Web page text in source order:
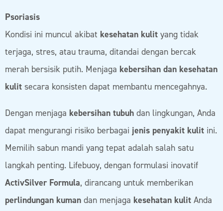
Psoriasis
Kondisi ini muncul akibat kesehatan kulit yang tidak
terjaga, stres, atau trauma, ditandai dengan bercak
merah bersisik putih. Menjaga kebersihan dan kesehatan
kulit secara konsisten dapat membantu mencegahnya.
Dengan menjaga kebersihan tubuh dan lingkungan, Anda
dapat mengurangi risiko berbagai jenis penyakit kulit ini.
Memilih sabun mandi yang tepat adalah salah satu
langkah penting. Lifebuoy, dengan formulasi inovatif
ActivSilver Formula, dirancang untuk memberikan
perlindungan kuman dan menjaga kesehatan kulit Anda